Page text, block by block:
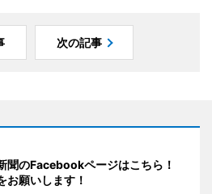
次の記事
聞のFacebookページはこちら！
お願いします！